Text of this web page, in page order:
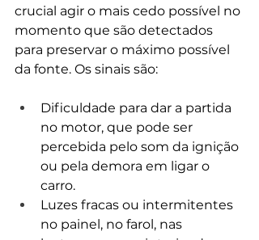
crucial agir o mais cedo possível no
momento que são detectados
para preservar o máximo possível
da fonte. Os sinais são:
Dificuldade para dar a partida
no motor, que pode ser
percebida pelo som da ignição
ou pela demora em ligar o
carro.
Luzes fracas ou intermitentes
no painel, no farol, nas